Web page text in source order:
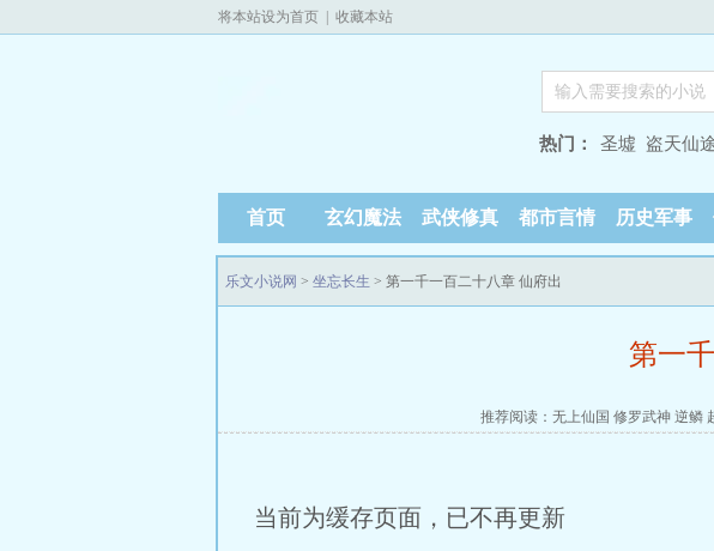
将本站设为首页 收藏本站
热门： 圣墟 盗天仙
首页 玄幻魔法 武侠修真 都市言情 历史军事
乐文小说网 > 坐忘长生 > 第一千一百二十八章 仙府出
第一
推荐阅读： 无上仙国 修罗武神 逆鳞
当前为缓存页面，已不再更新